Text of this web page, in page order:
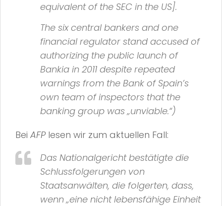
equivalent of the SEC in the US].
The six central bankers and one
financial regulator stand accused of
authorizing the public launch of
Bankia in 2011 despite repeated
warnings from the Bank of Spain’s
own team of inspectors that the
banking group was„unviable.“)
Bei AFPlesen wir zum aktuellen Fall:
Das Nationalgericht bestätigte die
Schlussfolgerungen von
Staatsanwälten, die folgerten, dass,
wenn„eine nicht lebensfähige Einheit